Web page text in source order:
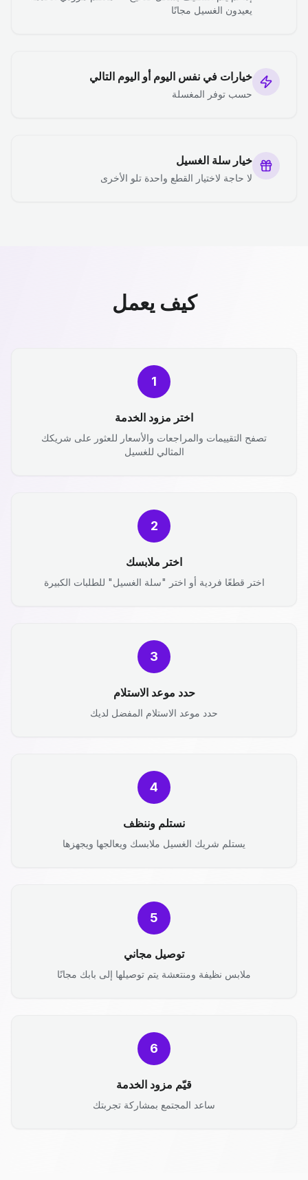
يعيدون الغسيل مجانًا
خيارات في نفس اليوم أو اليوم التالي
حسب توفر المغسلة
خيار سلة الغسيل
لا حاجة لاختيار القطع واحدة تلو الأخرى
كيف يعمل
1
اختر مزود الخدمة
تصفح التقييمات والمراجعات والأسعار للعثور على شريكك
المثالي للغسيل
2
اختر ملابسك
اختر قطعًا فردية أو اختر "سلة الغسيل" للطلبات الكبيرة
3
حدد موعد الاستلام
حدد موعد الاستلام المفضل لديك
4
نستلم وننظف
يستلم شريك الغسيل ملابسك ويعالجها ويجهزها
5
توصيل مجاني
ملابس نظيفة ومنتعشة يتم توصيلها إلى بابك مجانًا
6
قيّم مزود الخدمة
ساعد المجتمع بمشاركة تجربتك